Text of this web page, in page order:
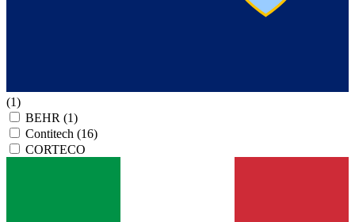
(1)
BEHR (1)
Contitech (16)
CORTECO